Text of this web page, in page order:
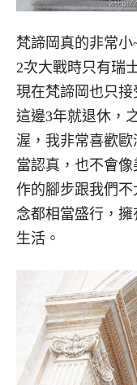
梵諦岡真的非常
2次大戰時只有瑞
現在梵諦岡也只
這邊3年就退休，
渥，我非常喜歡
當認真，也不會
作的腳步跟我們
念都相當盛行，
生活。